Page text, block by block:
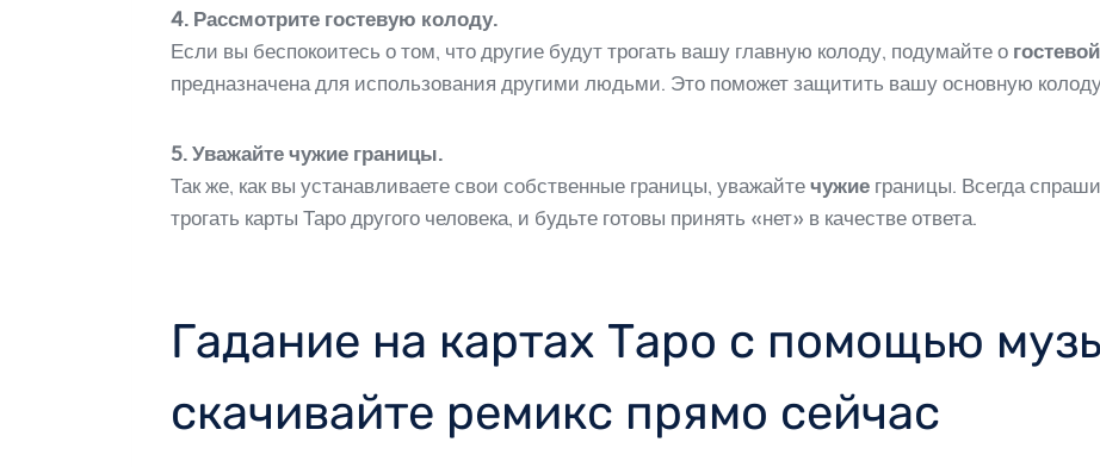
4. Рассмотрите гостевую колоду.
Если вы беспокоитесь о том, что другие будут трогать вашу главную колоду, подумайте о
предназначена для использования другими людьми. Это поможет защитить вашу основную
5. Уважайте чужие границы.
Так же, как вы устанавливаете свои собственные границы, уважайте чужие границы. Всегда
трогать карты Таро другого человека, и будьте готовы принять «нет» в качестве ответа.
Гадание на картах Таро с помощью
скачивайте ремикс прямо сейчас